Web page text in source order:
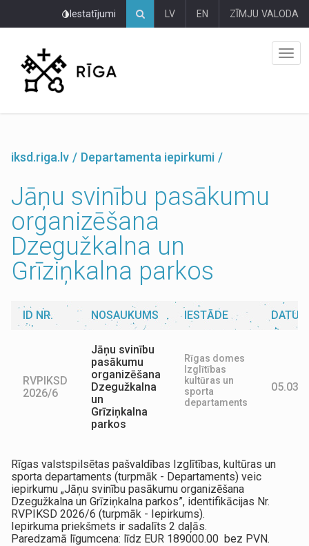
Iestatījumi LV EN ZĪMJU VALODA
iksd.riga.lv Departamenta iepirkumi
Jāņu svinību pasākumu
organizēšana
Dzegužkalna un
Grīziņkalna parkos
ID NR. NOSAUKUMS IESTĀDE
RVPIKSD
2026/6
Jāņu svinību
pasākumu
organizēšana
Dzegužkalna
un
Grīziņkalna
parkos
Rīgas domes
Izglītības
kultūras un
sporta
departaments
Rīgas valstspilsētas pašvaldības Izglītības, kultūras un
sporta departaments (turpmāk - Departaments) veic
iepirkumu „Jāņu svinību pasākumu organizēšana
Dzegužkalna un Grīziņkalna parkos”, identifikācijas Nr.
RVPIKSD 2026/6 (turpmāk - Iepirkums).
Iepirkuma priekšmets ir sadalīts 2 daļās.
Paredzamā līgumcena: līdz EUR 189000.00 bez PVN.